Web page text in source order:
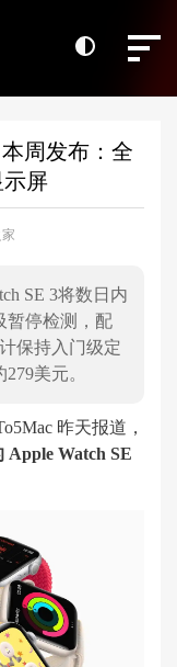
周发布：全
示屏
SE 3将数日内
暂停检测，配
保持入门级定
美元。
昨天报道，
Apple Watch SE